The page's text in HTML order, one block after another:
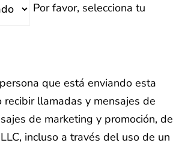
Por favor, selecciona tu
que está enviando esta
recibir llamadas y mensajes de
de marketing y promoción, de
incluso a través del uso de un